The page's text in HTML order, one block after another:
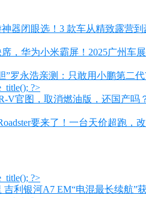
器闭眼选！3 款车从精致露营
，华为小米霸屏！2025广州车
”罗永浩亲测：只敢用小鹏第二
V官图，取消燃油版，还国产吗
要来了！一台天价超跑，
吉利银河A7 EM“电混最长续航”